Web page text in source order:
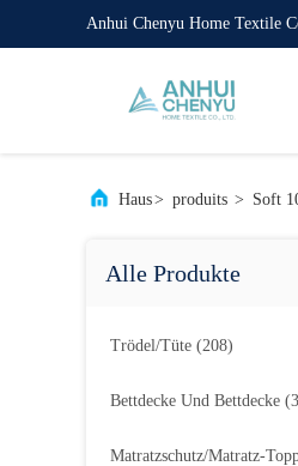
Anhui Chenyu Home Textile
Haus> produits > Soft
Alle Produkte
Trödel/Tüte (208)
Bettdecke Und Bettdecke
Matratzschutz/Matratz-